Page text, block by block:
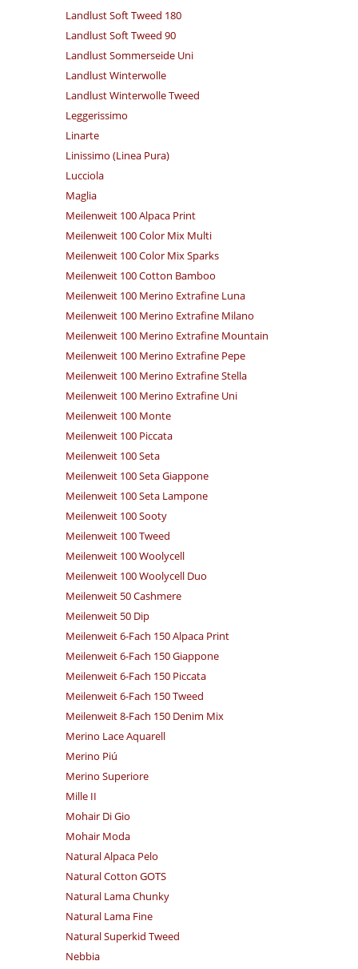
Landlust Soft Tweed 180
Landlust Soft Tweed 90
Landlust Sommerseide Uni
Landlust Winterwolle
Landlust Winterwolle Tweed
Leggerissimo
Linarte
Linissimo (Linea Pura)
Lucciola
Maglia
Meilenweit 100 Alpaca Print
Meilenweit 100 Color Mix Multi
Meilenweit 100 Color Mix Sparks
Meilenweit 100 Cotton Bamboo
Meilenweit 100 Merino Extrafine Luna
Meilenweit 100 Merino Extrafine Milano
Meilenweit 100 Merino Extrafine Mountain
Meilenweit 100 Merino Extrafine Pepe
Meilenweit 100 Merino Extrafine Stella
Meilenweit 100 Merino Extrafine Uni
Meilenweit 100 Monte
Meilenweit 100 Piccata
Meilenweit 100 Seta
Meilenweit 100 Seta Giappone
Meilenweit 100 Seta Lampone
Meilenweit 100 Sooty
Meilenweit 100 Tweed
Meilenweit 100 Woolycell
Meilenweit 100 Woolycell Duo
Meilenweit 50 Cashmere
Meilenweit 50 Dip
Meilenweit 6-Fach 150 Alpaca Print
Meilenweit 6-Fach 150 Giappone
Meilenweit 6-Fach 150 Piccata
Meilenweit 6-Fach 150 Tweed
Meilenweit 8-Fach 150 Denim Mix
Merino Lace Aquarell
Merino Piú
Merino Superiore
Mille II
Mohair Di Gio
Mohair Moda
Natural Alpaca Pelo
Natural Cotton GOTS
Natural Lama Chunky
Natural Lama Fine
Natural Superkid Tweed
Nebbia